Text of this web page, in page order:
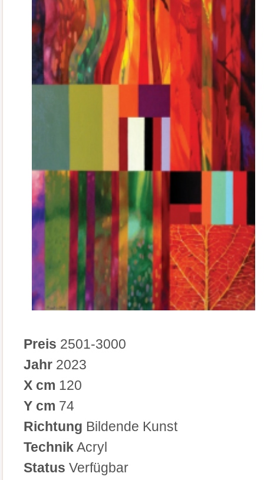
Preis 2501-3000
Jahr 2023
X cm 120
Y cm 74
Richtung Bildende Kunst
TechnikAcryl
Status Verfügbar